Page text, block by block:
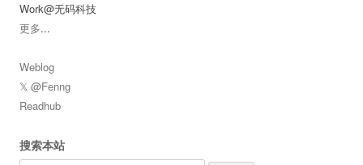
Work@无码科技
更多...
Weblog
𝕏 @Fenng
Readhub
搜索本站